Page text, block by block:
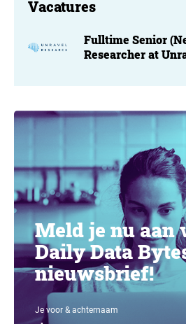
Vacatures
Fulltime Senior
Researcher at
Meld je nu aan
Daily Data
nieuwsbrief!
Je voor & achternaam